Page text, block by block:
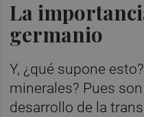
La
germanio
Y, ¿qué supone
minerales? Pues
desarrollo de la